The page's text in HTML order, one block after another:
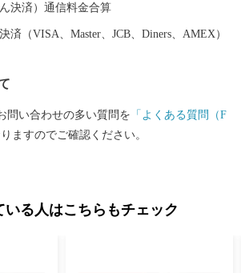
決済）通信料金合算
済（VISA、Master、JCB、Diners、AMEX）
問い合わせの多い質問を 「よくある質問（F
ますのでご確認ください。
いる人はこちらもチェック